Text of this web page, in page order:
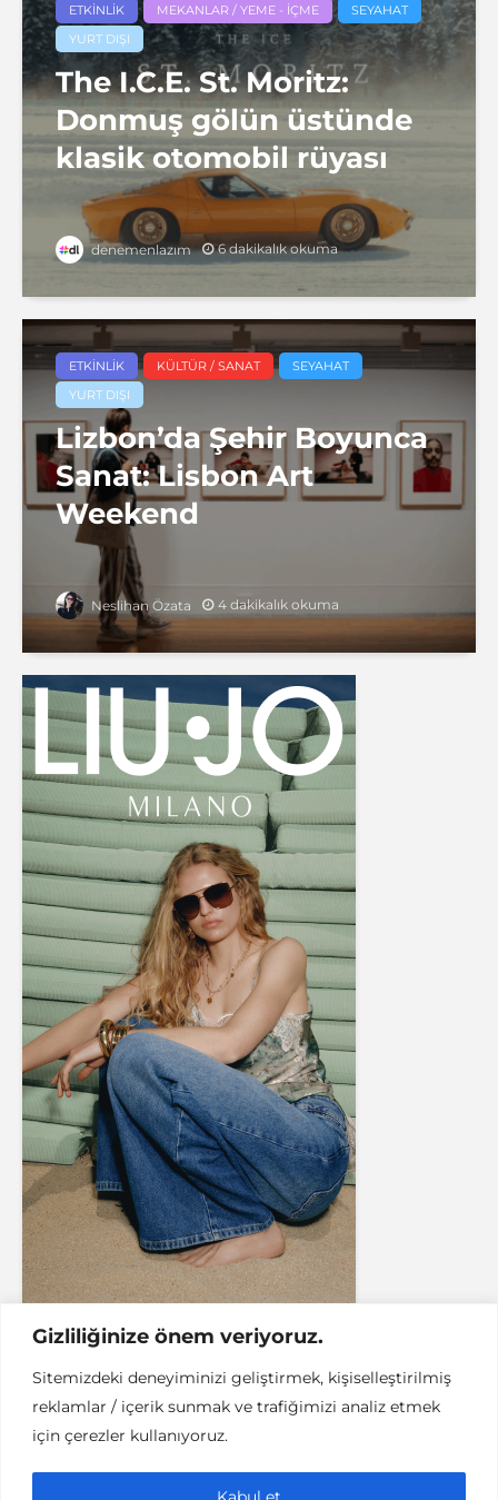
Gizliliğinize önem veriyoruz.
Sitemizdeki deneyiminizi geliştirmek, kişiselleştirilmiş
reklamlar / içerik sunmak ve trafiğimizi analiz etmek
için çerezler kullanıyoruz.
ETKINLIK MEKANLAR / YEME - İÇME
SEYAHAT
YURT DIŞI
The I.C.E. St. Moritz:
Donmuş gölün üstünde
klasik otomobil rüyası
denemenlazım 6 dakikalık okuma
ETKINLIK KÜLTÜR / SANAT
SEYAHAT
YURT DIŞI
Lizbon’da Şehir Boyunca
Sanat: Lisbon Art
Weekend
Neslihan Özata 4 dakikalık okuma
The Roof Skateboards Tour